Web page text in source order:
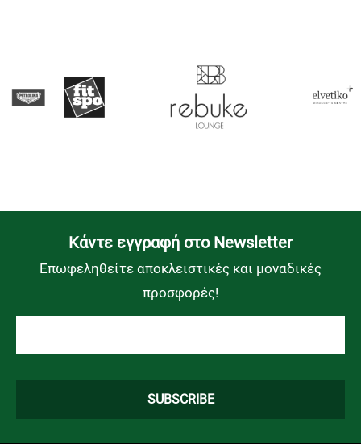
Kάντε εγγραφή στο Newsletter
Επωφεληθείτε αποκλειστικές και μοναδικές
προσφορές!